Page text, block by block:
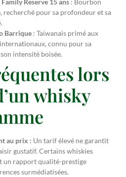
Reserve 15 ans : Bourbon
recherché pour sa profondeur et sa
Barrique : Taïwanais primé aux
connu pour sa
intensité boisée.
lors
whisky
au prix : Un tarif élevé ne garantit
gustatif. Certains whiskies
un rapport qualité-prestige
surmédiatisées.